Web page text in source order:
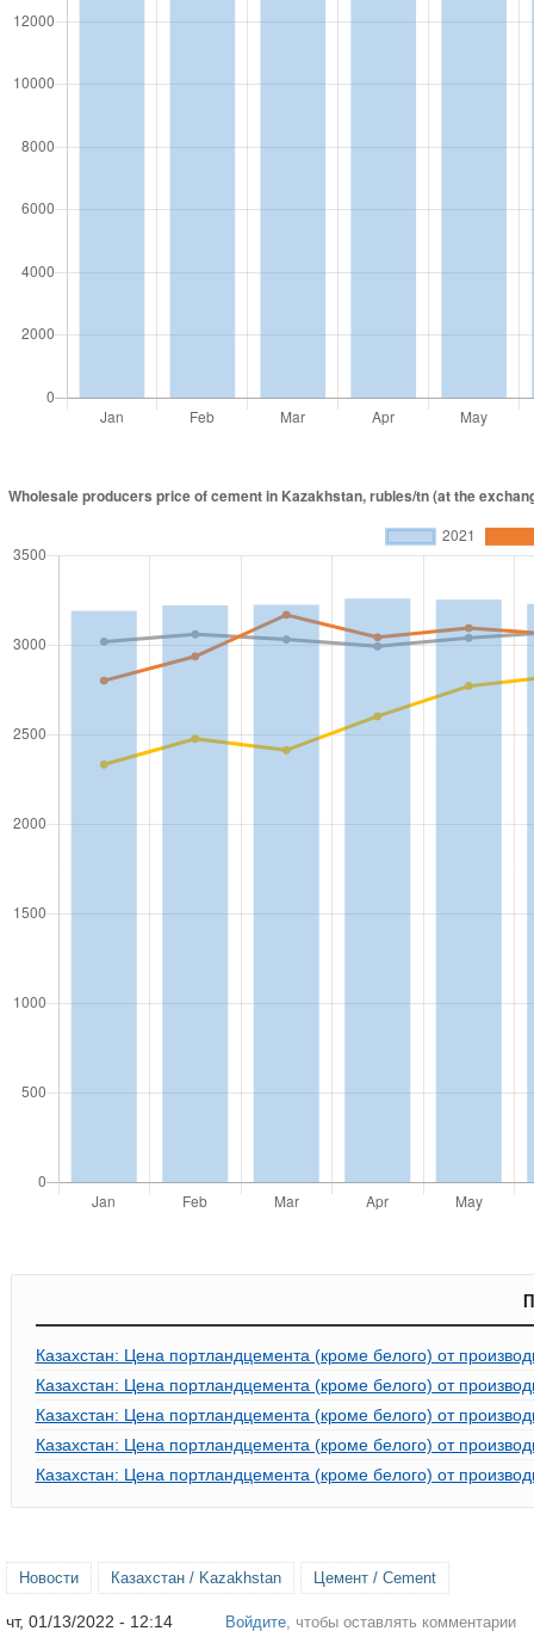
Казахстан: Цена портландцемента (кроме белого) от
Казахстан: Цена портландцемента (кроме белого) от
Казахстан: Цена портландцемента (кроме белого) от
Казахстан: Цена портландцемента (кроме белого) от
Казахстан: Цена портландцемента (кроме белого) от
Новости Казахстан / Kazakhstan Цемент / Cement
чт, 01/13/2022 - 12:14 Войдите , чтобы оставлять комментарии